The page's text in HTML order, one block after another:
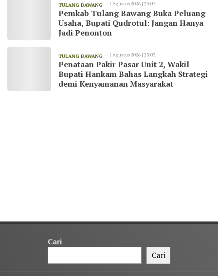
TULANG BAWANG 1 Agustus 2026 | 23:07
Pemkab Tulang Bawang Buka Peluang
Usaha, Bupati Qudrotul: Jangan Hanya
Jadi Penonton
TULANG BAWANG 1 Agustus 2026 | 23:03
Penataan Pakir Pasar Unit 2, Wakil
Bupati Hankam Bahas Langkah Strategi
demi Kenyamanan Masyarakat
Cari
Cari